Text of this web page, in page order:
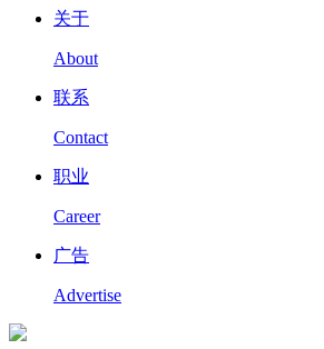
关于
About
联系
Contact
职业
Career
广告
Advertise